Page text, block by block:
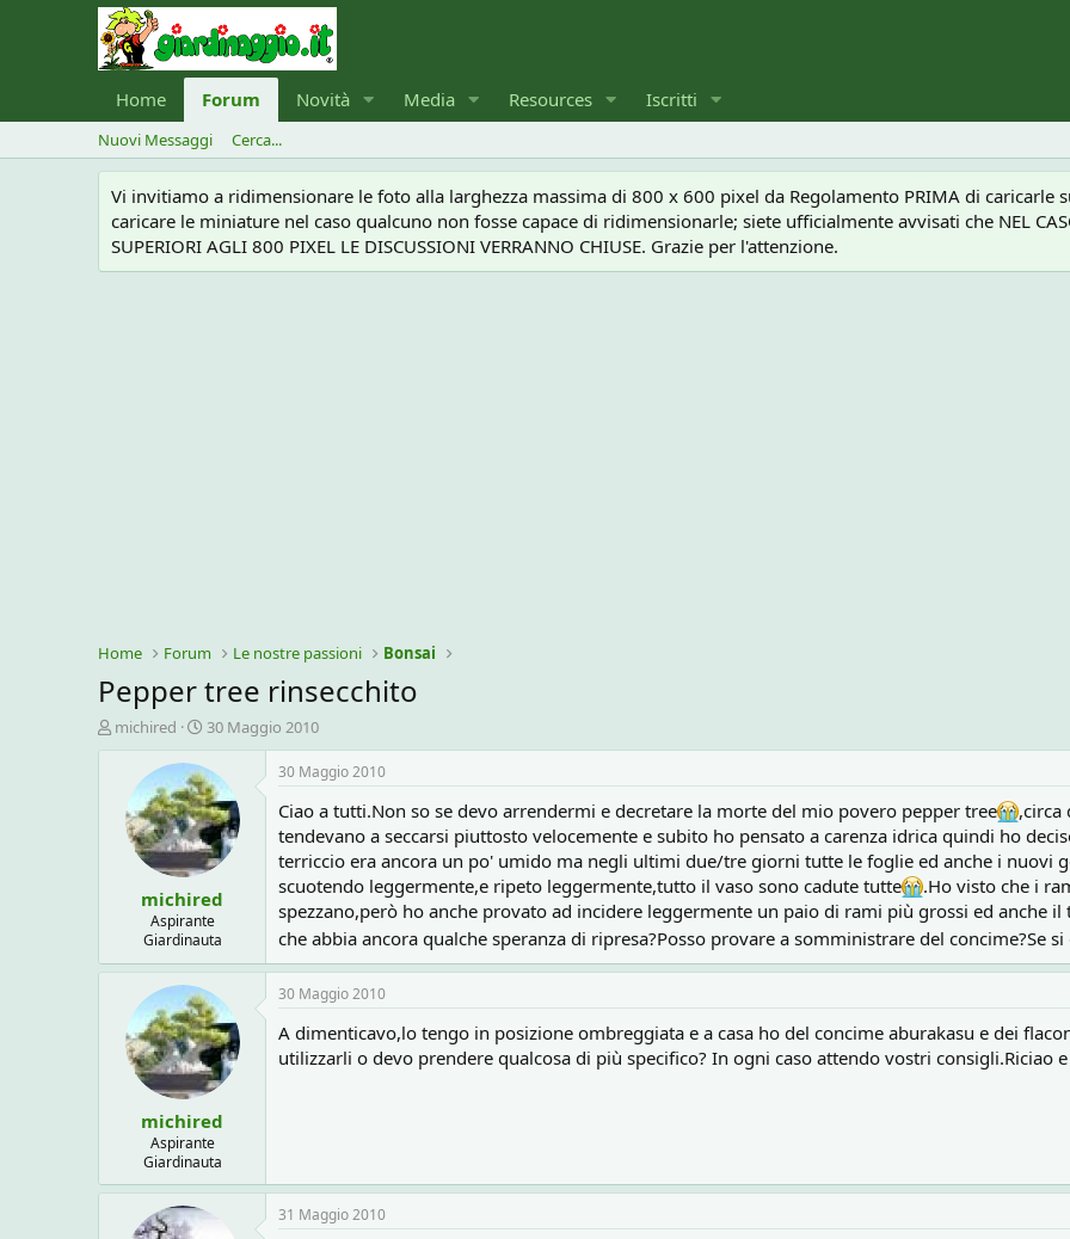
Home Forum Novità Media Resources Iscritti
Nuovi Messaggi Cerca...
Vi invitiamo a ridimensionare le foto alla larghezza massima di 800 x 600 pixel da Regolamento PRIMA di caricarle
caricare le miniature nel caso qualcuno non fosse capace di ridimensionarle; siete ufficialmente avvisati che NEL
SUPERIORI AGLI 800 PIXEL LE DISCUSSIONI VERRANNO CHIUSE. Grazie per l'attenzione.
Home Forum Le nostre passioni Bonsai
Pepper tree rinsecchito
C
r
c
michired
D
a
t
a
d
i
i
n
i
z
i
o
30 Maggio 2010
michired
Aspirante
Giardinauta
30 Maggio 2010
Ciao a tutti.Non so se devo arrendermi e decretare la morte del mio povero pepper tree
,circa
tendevano a seccarsi piuttosto velocemente e subito ho pensato a carenza idrica quindi ho
terriccio era ancora un po' umido ma negli ultimi due/tre giorni tutte le foglie ed anche i nuovi
scuotendo leggermente,e ripeto leggermente,tutto il vaso sono cadute tutte
.Ho visto che i
spezzano,però ho anche provato ad incidere leggermente un paio di rami più grossi ed anche
che abbia ancora qualche speranza di ripresa?Posso provare a somministrare del concime?Se
michired
Aspirante
Giardinauta
30 Maggio 2010
A dimenticavo,lo tengo in posizione ombreggiata e a casa ho del concime aburakasu e dei
utilizzarli o devo prendere qualcosa di più specifico? In ogni caso attendo vostri consigli.Riciao
31 Maggio 2010